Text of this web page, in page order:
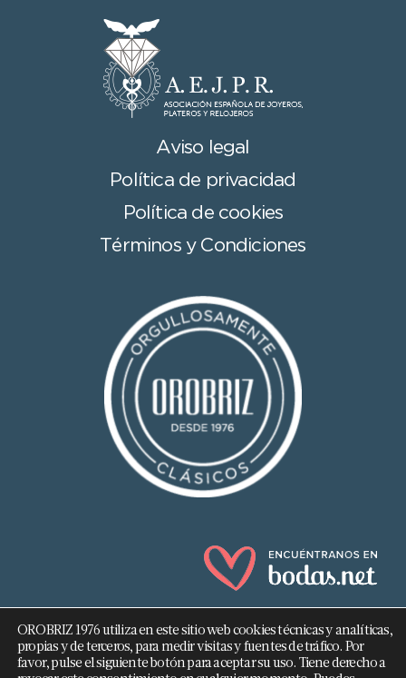
Aviso legal
Política de privacidad
Política de cookies
Términos y Condiciones
OROBRIZ 1976 utiliza en este sitio web cookies técnicas y analíticas,
propias y de terceros, para medir visitas y fuentes de tráfico. Por
favor, pulse el siguiente botón para aceptar su uso. Tiene derecho a